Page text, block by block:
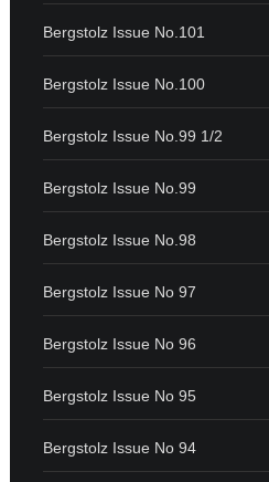
Bergstolz Issue No.101
Bergstolz Issue No.100
Bergstolz Issue No.99 1/2
Bergstolz Issue No.99
Bergstolz Issue No.98
Bergstolz Issue No 97
Bergstolz Issue No 96
Bergstolz Issue No 95
Bergstolz Issue No 94